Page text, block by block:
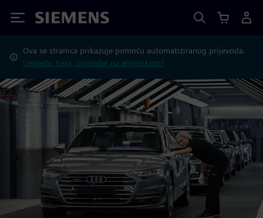
Siemens
Ova se stranica prikazuje pomoću automatiziranog prijevoda.
Umjesto toga, pogledaj na engleskom?